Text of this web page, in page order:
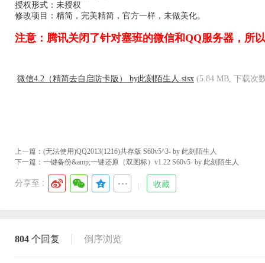
授权形式：未授权
修改项目：精简，完美精简，官方一样，未做美化。
注意：腾讯关闭了针对塞班的微信和QQ服务器，所
微信4.2（精简去自启防卡版） by此刻陌生人.sisx (5.84 MB, 下载次
上一篇： (无法使用)QQ2013(1216)共存版 S60v5^3- by 此刻陌生人
下一篇： 一键备份&amp;一键还原（双图标）v1.22 S60v5- by 此刻陌生人
分享至 : 收藏
804 个回复 倒序浏览